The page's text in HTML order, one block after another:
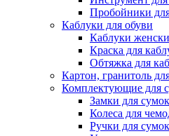
Пробойники
Каблуки для обуви
Каблуки
Краска для
Обтяжка для
Картон, гранитоль
Комплектующие для
Замки для сумок
Колеса для
Ручки для сумок